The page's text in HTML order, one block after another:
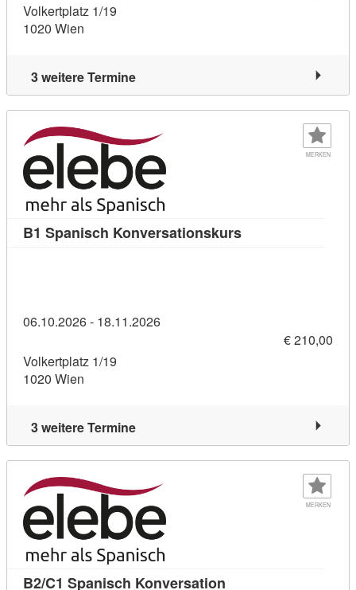
Volkertplatz 1/19
1020 Wien
3 weitere Termine
MERKEN
B1 Spanisch KonversationskursKursdetail: B1
06.10.2026 - 18.11.2026
€ 210,00
Volkertplatz 1/19
1020 Wien
3 weitere Termine
MERKEN
B2/C1 Spanisch Konversation